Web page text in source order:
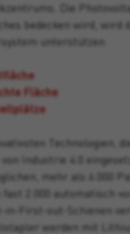
Die
bedecken wird, wird
unterstützen.
Fläche
Technologien,
von Industrie 4.0
mehr als 6.000
fast 2.000 automatisch
in-First-out-Schienen
werden mit